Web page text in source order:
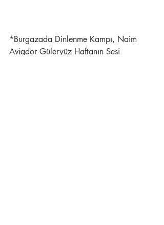
*Burgazada Dinlenme Kampı, Naim
Avigdor Güleryüz Haftanın Sesi